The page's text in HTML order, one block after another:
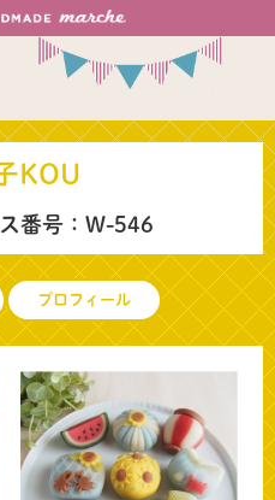
KOU
番号： W-546
プロフィール